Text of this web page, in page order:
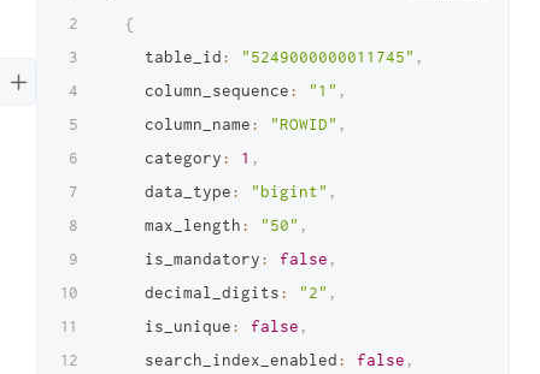
{
    table_id
: "5249000000011745" ,
    column_sequence
: "1" ,
    column_name
: "ROWID" ,
    category
: 1 ,
    data_type
: "bigint" ,
    max_length
: "50" ,
    is_mandatory
: false ,
    decimal_digits
: "2" ,
    is_unique
: false ,
    search_index_enabled
: false ,